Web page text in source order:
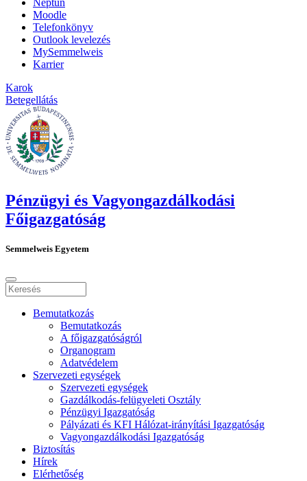
Neptun
Moodle
Telefonkönyv
Outlook levelezés
MySemmelweis
Karrier
Karok
Betegellátás
Pénzügyi és Vagyongazdálkodási
Főigazgatóság
Semmelweis Egyetem
Bemutatkozás
Bemutatkozás
A főigazgatóságról
Organogram
Adatvédelem
Szervezeti egységek
Szervezeti egységek
Gazdálkodás-felügyeleti Osztály
Pénzügyi Igazgatóság
Pályázati és KFI Hálózat-irányítási Igazgatóság
Vagyongazdálkodási Igazgatóság
Biztosítás
Hírek
Elérhetőség